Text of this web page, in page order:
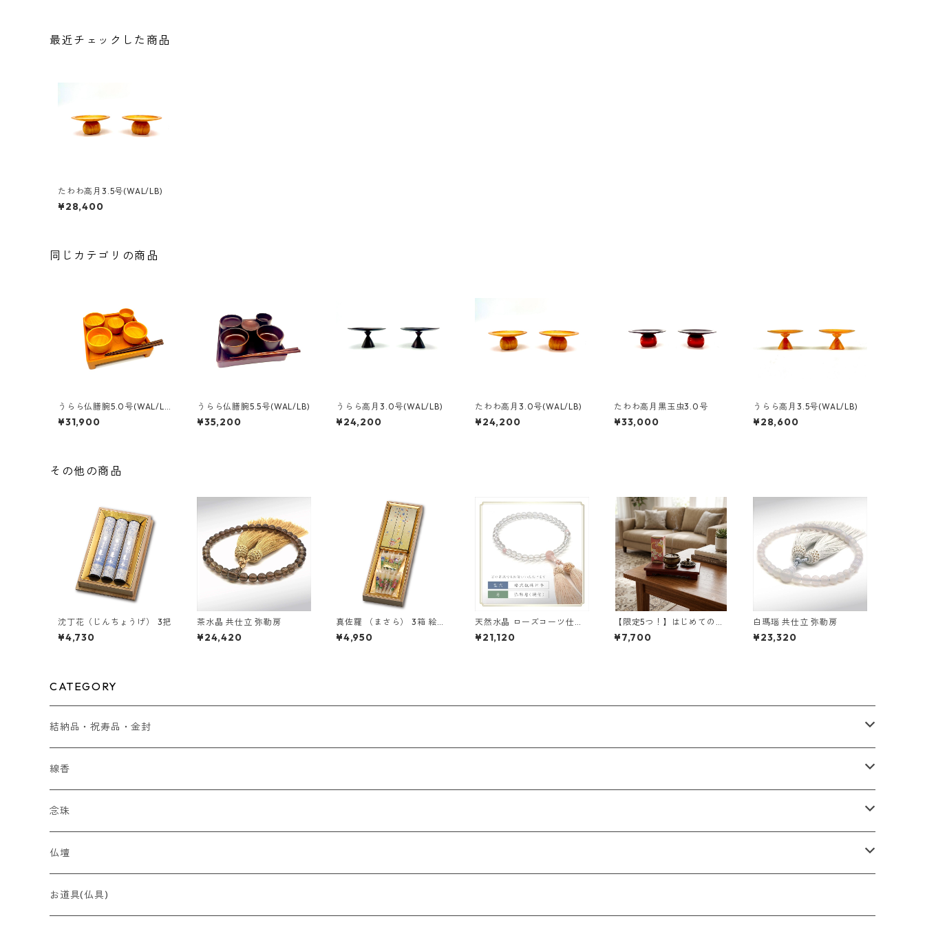
最近チェックした商品
たわわ高月3.5号(WAL/LB)
¥28,400
同じカテゴリの商品
うらら仏膳腕5.0号(WAL/L
B)
¥31,900
うらら仏膳腕5.5号(WAL/LB)
¥35,200
うらら高月3.0号(WAL/LB)
¥24,200
たわわ高月3.0号(WAL/LB)
¥24,200
たわわ高月黒玉虫3.0号
¥33,000
うらら高月3.5号(WAL/LB)
¥28,600
その他の商品
沈丁花（じんちょうげ） 3把
¥4,730
茶水晶 共仕立 弥勒房
¥24,420
真佐羅 （まさら） 3箱 絵ロ
ーソク （10本）セット
¥4,950
天然水晶 ローズコーツ仕立
弥勒房
¥21,120
【限定5つ！】はじめてのお
香セット
¥7,700
白瑪瑙 共仕立 弥勒房
¥23,320
CATEGORY
結納品・祝寿品・金封
結納品
金封
線香
贈り物
贈答用 ~5,000円
贈答用 ~7,000円
最高峰 時代（とき）の香
香木
念珠
全宗派対応（略式）女性向け
全宗派対応（略式）男性向け
仏壇
コンパクト
お道具(仏具)